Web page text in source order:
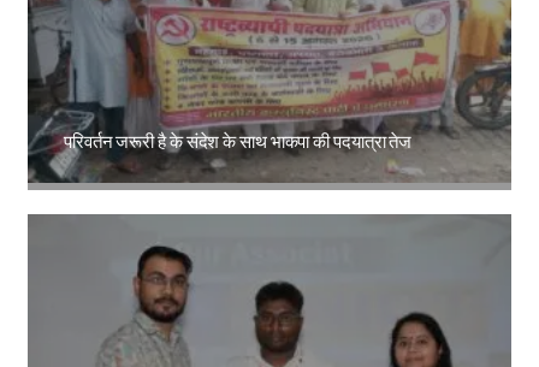
परिवर्तन जरूरी है के संदेश के साथ भाकपा की पदयात्रा तेज
Amit Lekh